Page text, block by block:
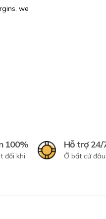
we
100%
đối khi
Hỗ trợ 24/
Ở bất cứ